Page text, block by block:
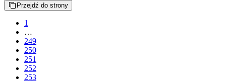
Przejdź do strony
1
…
249
250
251
252
253